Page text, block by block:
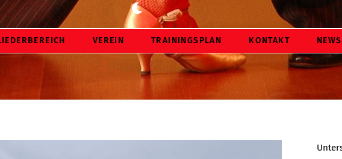
Dark
mode
VEREIN TRAININGSPLAN KONTAKT